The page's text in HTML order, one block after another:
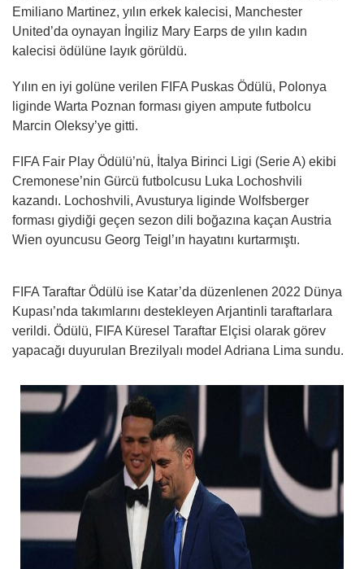
Emiliano Martinez, yılın erkek kalecisi, Manchester
United’da oynayan İngiliz Mary Earps de yılın kadın
kalecisi ödülüne layık görüldü.
Yılın en iyi golüne verilen FIFA Puskas Ödülü, Polonya
liginde Warta Poznan forması giyen ampute futbolcu
Marcin Oleksy’ye gitti.
FIFA Fair Play Ödülü’nü, İtalya Birinci Ligi (Serie A) ekibi
Cremonese’nin Gürcü futbolcusu Luka Lochoshvili
kazandı. Lochoshvili, Avusturya liginde Wolfsberger
forması giydiği geçen sezon dili boğazına kaçan Austria
Wien oyuncusu Georg Teigl’ın hayatını kurtarmıştı.
FIFA Taraftar Ödülü ise Katar’da düzenlenen 2022 Dünya
Kupası’nda takımlarını destekleyen Arjantinli taraftarlara
verildi. Ödülü, FIFA Küresel Taraftar Elçisi olarak görev
yapacağı duyurulan Brezilyalı model Adriana Lima sundu.